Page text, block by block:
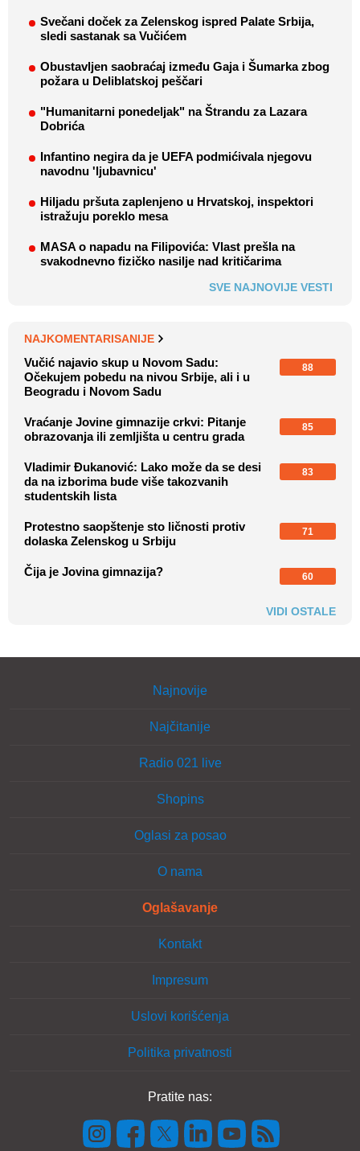
Svečani doček za Zelenskog ispred Palate Srbija,
sledi sastanak sa Vučićem
Obustavljen saobraćaj između Gaja i Šumarka zbog
požara u Deliblatskoj peščari
"Humanitarni ponedeljak" na Štrandu za Lazara
Dobrića
Infantino negira da je UEFA podmićivala njegovu
navodnu 'ljubavnicu'
Hiljadu pršuta zaplenjeno u Hrvatskoj, inspektori
istražuju poreklo mesa
MASA o napadu na Filipovića: Vlast prešla na
svakodnevno fizičko nasilje nad kritičarima
SVE NAJNOVIJE VESTI
NAJKOMENTARISANIJE
Vučić najavio skup u Novom Sadu:
Očekujem pobedu na nivou Srbije, ali i u
Beogradu i Novom Sadu
88
Vraćanje Jovine gimnazije crkvi: Pitanje
obrazovanja ili zemljišta u centru grada
85
Vladimir Đukanović: Lako može da se desi
da na izborima bude više takozvanih
studentskih lista
83
Protestno saopštenje sto ličnosti protiv
dolaska Zelenskog u Srbiju
71
Čija je Jovina gimnazija? 60
VIDI OSTALE
Najnovije
Najčitanije
Radio 021 live
Shopins
Oglasi za posao
O nama
Oglašavanje
Kontakt
Impresum
Uslovi korišćenja
Politika privatnosti
Pratite nas: